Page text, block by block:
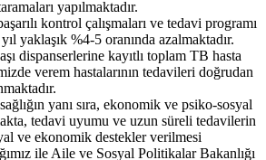
yapılmaktadır.
kontrol çalışmaları ve tedavi programı
yaklaşık %4-5 oranında azalmaktadır.
dispanserlerine kayıtlı toplam TB hasta
verem hastalarının tedavileri doğrudan
yanı sıra, ekonomik ve psiko-sosyal
tedavi uyumu ve uzun süreli tedavilerin
ve ekonomik destekler verilmesi
ile Aile ve Sosyal Politikalar Bakanlığı